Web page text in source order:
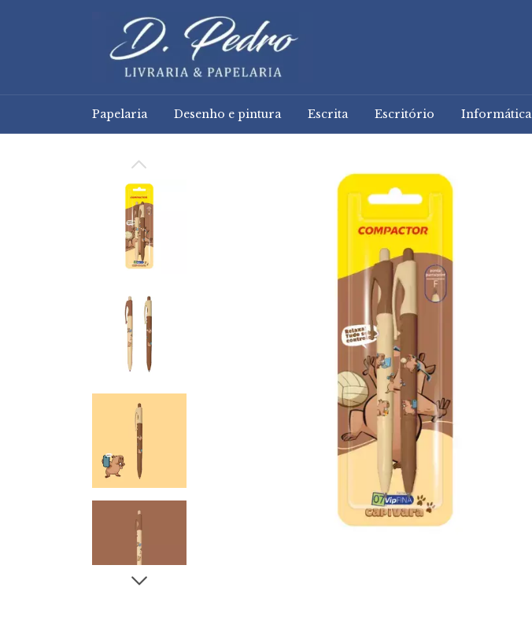
Papelaria Desenho e pintura Escrita Escritório Informática